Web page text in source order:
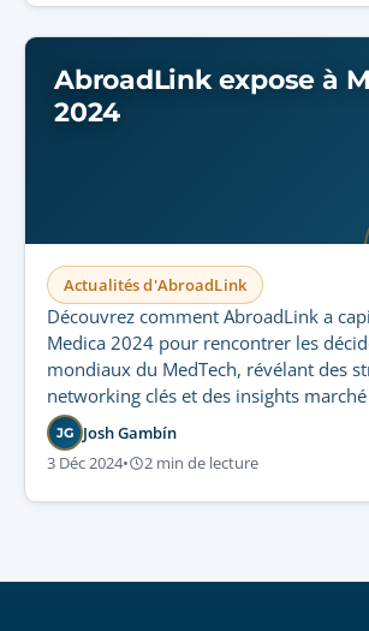
AbroadLink expose à
2024
Actualités d'AbroadLink
Découvrez comment AbroadLink a
Medica 2024 pour rencontrer les
mondiaux du MedTech, révélant des
networking clés et des insights
acteurs des sciences de la vie
JG Josh Gambín
3 Déc 2024• 2 min de lecture